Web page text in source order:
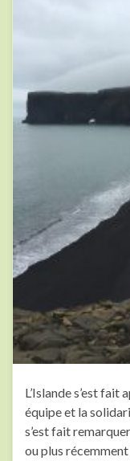
L’Islande s’est
équipe et la
s’est fait
ou plus